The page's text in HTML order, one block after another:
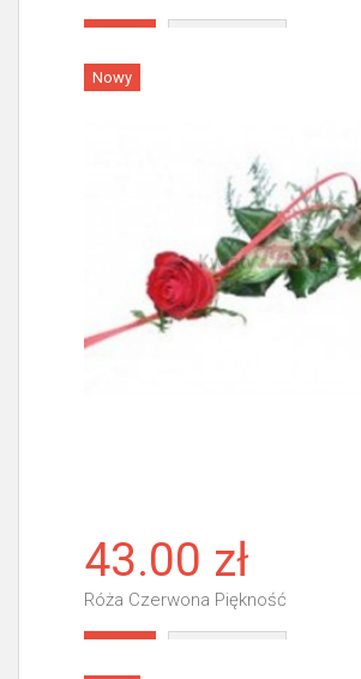
Nowy
43.00 zł
Róża Czerwona Piękność